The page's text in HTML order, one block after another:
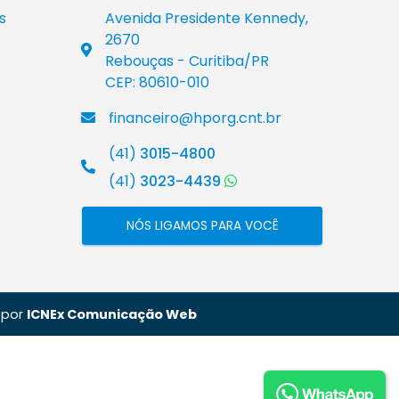
Avenida Presidente Kennedy,
2670
Rebouças - Curitiba/PR
CEP: 80610-010
financeiro@hporg.cnt.br
(41) 3015-4800
(41) 3023-4439
NÓS LIGAMOS PARA VOCÊ
ICNEx Comunicação Web